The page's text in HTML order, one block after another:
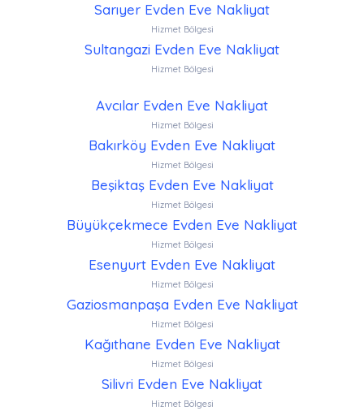
Sarıyer Evden Eve Nakliyat
Hizmet Bölgesi
Sultangazi Evden Eve Nakliyat
Hizmet Bölgesi
Avcılar Evden Eve Nakliyat
Hizmet Bölgesi
Bakırköy Evden Eve Nakliyat
Hizmet Bölgesi
Beşiktaş Evden Eve Nakliyat
Hizmet Bölgesi
Büyükçekmece Evden Eve Nakliyat
Hizmet Bölgesi
Esenyurt Evden Eve Nakliyat
Hizmet Bölgesi
Gaziosmanpaşa Evden Eve Nakliyat
Hizmet Bölgesi
Kağıthane Evden Eve Nakliyat
Hizmet Bölgesi
Silivri Evden Eve Nakliyat
Hizmet Bölgesi